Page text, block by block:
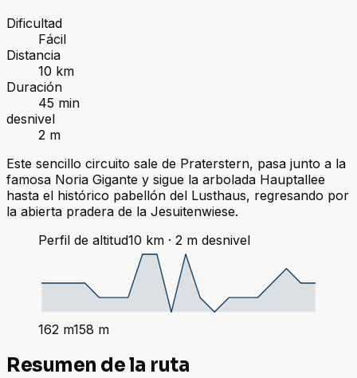
Dificultad
Fácil
Distancia
10 km
Duración
45 min
desnivel
2 m
Este sencillo circuito sale de Praterstern, pasa junto a la
famosa Noria Gigante y sigue la arbolada Hauptallee
hasta el histórico pabellón del Lusthaus, regresando por
la abierta pradera de la Jesuitenwiese.
Perfil de altitud10 km · 2 m desnivel
162 m158 m
Resumen de la ruta